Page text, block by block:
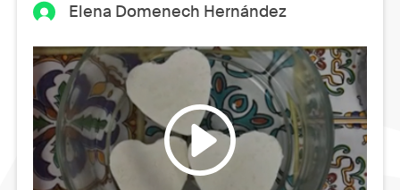
Elena Domenech Hernández